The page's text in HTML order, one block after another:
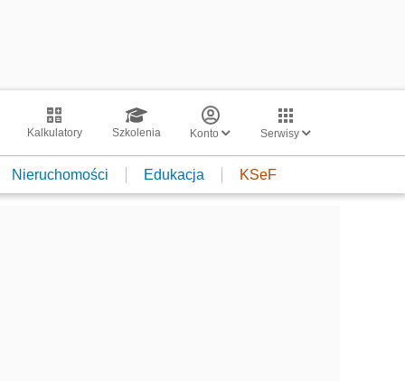
Kalkulatory Szkolenia Konto Serwisy
Nieruchomości Edukacja KSeF